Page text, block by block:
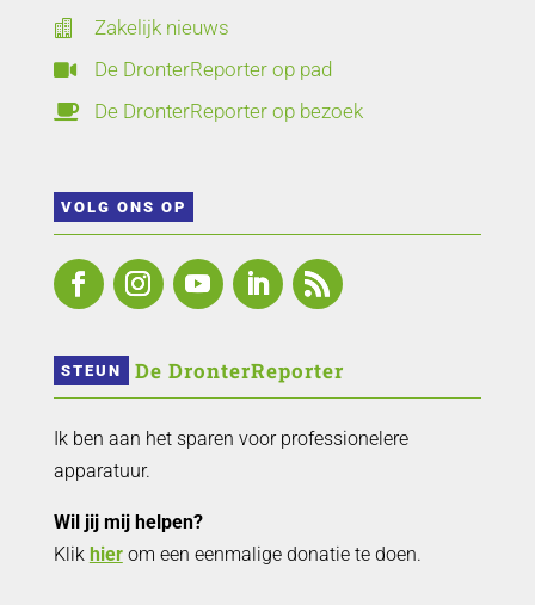
 Zakelijk nieuws
 De DronterReporter op pad
 De DronterReporter op bezoek
VOLG ONS OP
STEUN De DronterReporter
Ik ben aan het sparen voor professionelere
apparatuur.
Wil jij mij helpen?
Klik hierom een eenmalige donatie te doen.